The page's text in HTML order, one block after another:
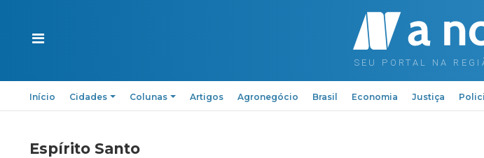
Início Cidades Colunas Artigos Agronegócio Brasil Economia Justiça
Espírito Santo